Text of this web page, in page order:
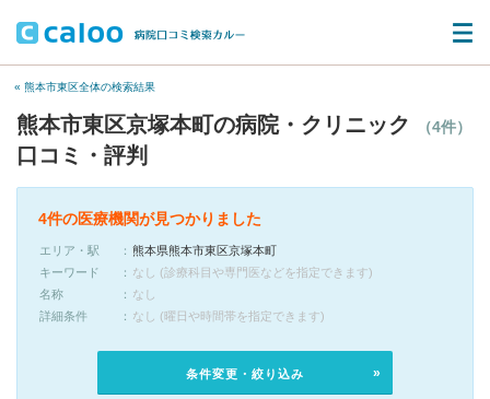
« 熊本市東区全体の検索結果
熊本市東区京塚本町の病院・クリニック （4件）
口コミ・評判
4件の医療機関が見つかりました
エリア・駅
熊本県熊本市東区京塚本町
キーワード
なし (診療科目や専門医などを指定できます)
名称
なし
詳細条件
なし (曜日や時間帯を指定できます)
条件変更・絞り込み